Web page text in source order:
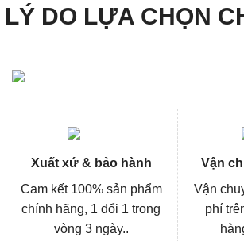
LÝ DO LỰA CHỌN
Xuất xứ & bảo hành
Cam kết 100% sản phẩm
chính hãng, 1 đổi 1 trong
vòng 3 ngày..
Vận
Vận
phí